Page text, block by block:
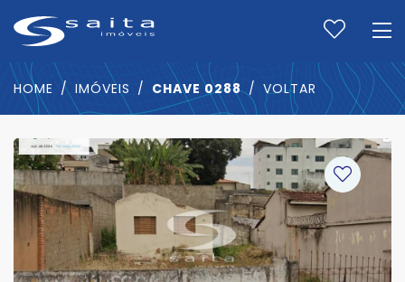
HOME IMÓVEIS CHAVE 0288 VOLTAR